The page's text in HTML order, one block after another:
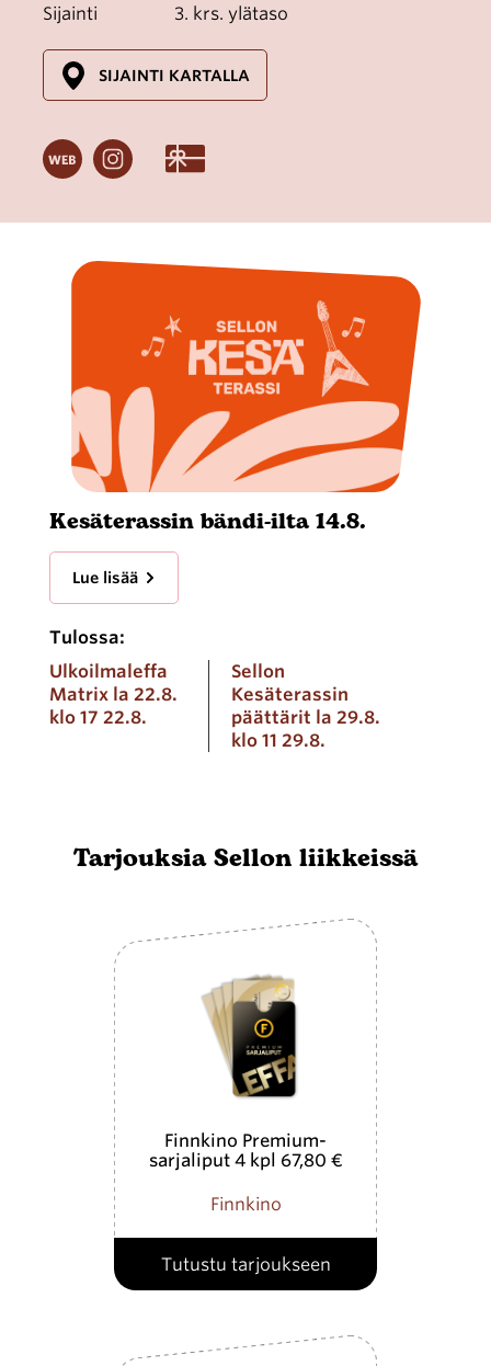
Sijainti
3. krs. ylätaso
SIJAINTI KARTALLA
Kesäterassin bändi-ilta 14.8.
Lue lisää
Tulossa:
Ulkoilmaleffa
Matrix la 22.8.
klo 17 22.8.
Sellon
Kesäterassin
päättärit la 29.8.
klo 11 29.8.
Tarjouksia Sellon liikkeissä
Finnkino Premium-
sarjaliput 4 kpl 67,80 €
Finnkino
Tutustu tarjoukseen